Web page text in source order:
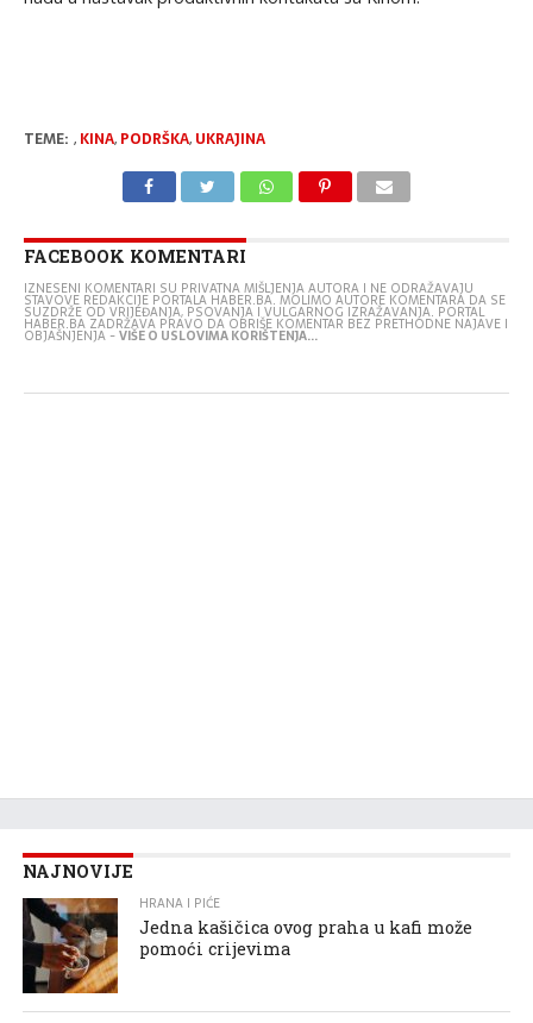
TEME: , KINA, PODRŠKA, UKRAJINA
FACEBOOK KOMENTARI
IZNESENI KOMENTARI SU PRIVATNA MIŠLJENJA AUTORA I NE ODRAŽAVAJU
STAVOVE REDAKCIJE PORTALA HABER.BA. MOLIMO AUTORE KOMENTARA DA SE
SUZDRŽE OD VRIJEĐANJA, PSOVANJA I VULGARNOG IZRAŽAVANJA. PORTAL
HABER.BA ZADRŽAVA PRAVO DA OBRIŠE KOMENTAR BEZ PRETHODNE NAJAVE I
OBJAŠNJENJA -VIŠE O USLOVIMA KORIŠTENJA...
NAJNOVIJE
HRANA I PIĆE
Jedna kašičica ovog praha u kafi može
pomoći crijevima